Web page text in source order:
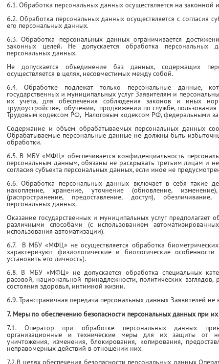
6.1. Обработка персональных данных осуществляется на законной
6.2. Обработка персональных данных осуществляется с согласия
его персональных данных.
6.3. Обработка персональных данных ограничивается
законных целей. Не допускается обработка персональных
персональных данных.
Не допускается объединение баз данных, содержащих
осуществляется в целях, несовместимых между собой.
6.4. Обработке подлежат только персональные данные,
государственных и муниципальных услуг Заявителям и
их учета, для обеспечения соблюдения законов и иных
трудоустройстве, обучении, продвижении по службе, пользования
Трудовым кодексом РФ, Налоговым кодексом РФ, федеральными
Содержание и объем обрабатываемых персональных данных
Обрабатываемые персональные данные не должны быть
обработки.
6.5. В МБУ «МФЦ» обеспечивается конфиденциальность
персональным данным, обязаны не раскрывать третьим лицам и
согласия субъекта персональных данных, если иное не
6.6. Обработка персональных данных включает в себя такие
накопление, хранение, уточнение (обновление,
(распространение, предоставление, доступ),
персональных данных.
Оказание государственных и муниципальных услуг предполагает
различными способами (с использованием
использования автоматизации).
6.7. В МБУ «МФЦ» не осуществляется обработка
характеризуют физиологические и биологические
установить его личность).
6.8. В МБУ «МФЦ» не допускается обработка специальных
расовой, национальной принадлежности, политических
состояния здоровья, интимной жизни.
6.9. Трансграничная передача персональных данных Заявителей не
7. Меры по обеспечению безопасности персональных данных при
7.1. Оператор при обработке персональных данных
организационные и технические меры для их защиты от
уничтожения, изменения, блокирования, копирования,
неправомерных действий в отношении них.
7.2.В целях обеспечения безопасности персональных данных